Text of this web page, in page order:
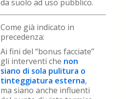
da suolo ad uso pubblico.
Come già indicato in
precedenza:
Ai fini del “bonus facciate”
gli interventi che non
siano di sola pulitura o
tinteggiatura esterna,
ma siano anche influenti